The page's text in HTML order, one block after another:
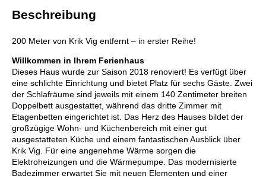
Beschreibung
200 Meter von Krik Vig entfernt – in erster Reihe!
Willkommen in Ihrem Ferienhaus
Dieses Haus wurde zur Saison 2018 renoviert! Es verfügt über
eine schlichte Einrichtung und bietet Platz für sechs Gäste. Zwei
der Schlafräume sind jeweils mit einem 140 Zentimeter breiten
Doppelbett ausgestattet, während das dritte Zimmer mit
Etagenbetten eingerichtet ist. Das Herz des Hauses bildet der
großzügige Wohn- und Küchenbereich mit einer gut
ausgestatteten Küche und einem fantastischen Ausblick über
Krik Vig. Für eine angenehme Wärme sorgen die
Elektroheizungen und die Wärmepumpe. Das modernisierte
Badezimmer erwartet Sie mit neuen Elementen und einer